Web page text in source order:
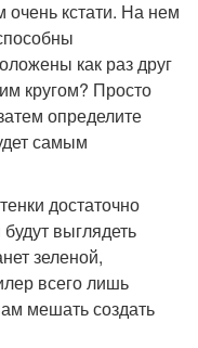
очень кстати. На нем
как раз друг
кругом? Просто
определите
самым
достаточно
выглядеть
зеленой,
всего лишь
мешать создать